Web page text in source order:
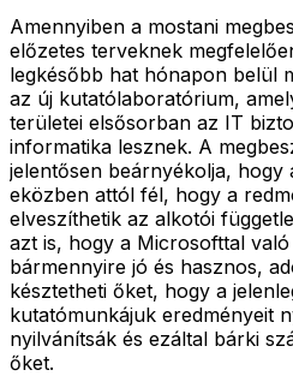
Amennyiben a mostani
előzetes terveknek
legkésőbb hat hónapon belül
az új kutatólaboratórium,
területei elsősorban az IT
informatika lesznek. A
jelentősen beárnyékolja,
eközben attól fél, hogy a
elveszíthetik az alkotói
azt is, hogy a Microsofttal
bármennyire jó és hasznos,
késztetheti őket, hogy a
kutatómunkájuk eredményeit
nyilvánítsák és ezáltal bárki
őket.